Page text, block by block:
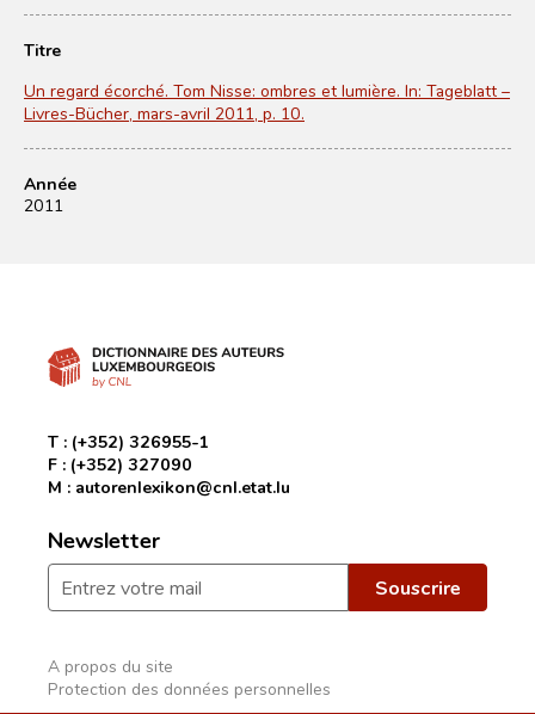
Titre
Un regard écorché. Tom Nisse: ombres et lumière. In: Tageblatt –
Livres-Bücher, mars-avril 2011, p. 10.
Année
2011
T : (+352) 326955-1
F : (+352) 327090
M : autorenlexikon@cnl.etat.lu
Newsletter
A propos du site
Protection des données personnelles